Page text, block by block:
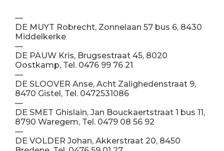
—
DE MUYT Robrecht, Zonnelaan 57 bus 6, 8430
Middelkerke
—
DE PAUW Kris, Brugsestraat 45, 8020
Oostkamp, Tel. 0476 99 76 21
—
DE SLOOVER Anse, Acht Zalighedenstraat 9,
8470 Gistel, Tel. 0472531086
—
DE SMET Ghislain, Jan Bouckaertstraat 1 bus 11,
8790 Waregem, Tel. 0479 08 56 92
—
DE VOLDER Johan, Akkerstraat 20, 8450